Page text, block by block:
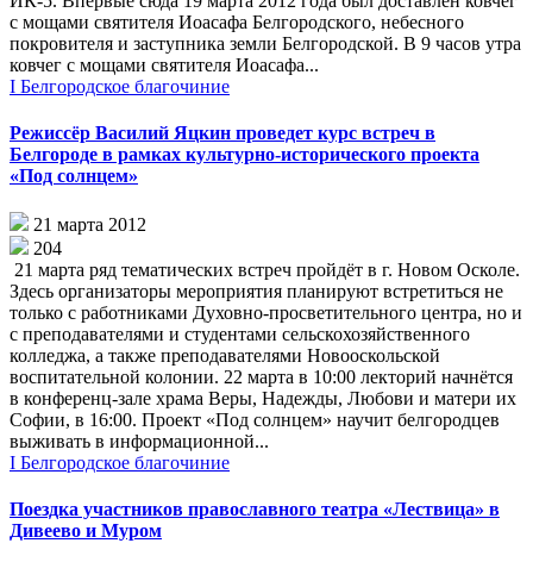
с мощами святителя Иоасафа Белгородского, небесного
покровителя и заступника земли Белгородской. В 9 часов утра
ковчег с мощами святителя Иоасафа...
I Белгородское благочиние
Режиссёр Василий Яцкин проведет курс встреч в
Белгороде в рамках культурно-исторического проекта
«Под солнцем»
21 марта 2012
204
21 марта ряд тематических встреч пройдёт в г. Новом Осколе.
Здесь организаторы мероприятия планируют встретиться не
только с работниками Духовно-просветительного центра, но и
с преподавателями и студентами сельскохозяйственного
колледжа, а также преподавателями Новооскольской
воспитательной колонии. 22 марта в 10:00 лекторий начнётся
в конференц-зале храма Веры, Надежды, Любови и матери их
Софии, в 16:00. Проект «Под солнцем» научит белгородцев
выживать в информационной...
I Белгородское благочиние
Поездка участников православного театра «Лествица» в
Дивеево и Муром